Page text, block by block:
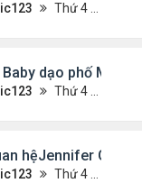
Thứ 4 Tháng 7 29, 2026 5:26 pm
dạo phố Mỹ
Thứ 4 Tháng 7 29, 2026 5:21 pm
hệJennifer
Thứ 4 Tháng 7 29, 2026 5:13 pm